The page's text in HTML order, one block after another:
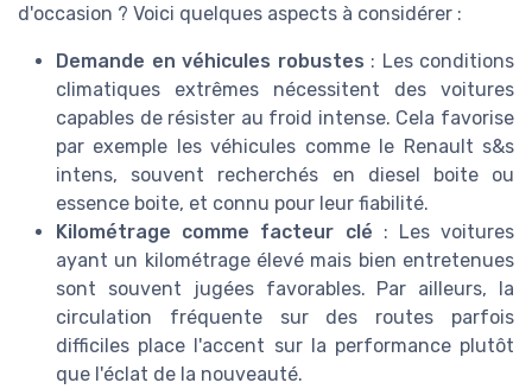
d'occasion ? Voici quelques aspects à considérer :
Demande en véhicules robustes : Les conditions
climatiques extrêmes nécessitent des voitures
capables de résister au froid intense. Cela favorise
par exemple les véhicules comme le Renault s&s
intens, souvent recherchés en diesel boite ou
essence boite, et connu pour leur fiabilité.
Kilométrage comme facteur clé : Les voitures
ayant un kilométrage élevé mais bien entretenues
sont souvent jugées favorables. Par ailleurs, la
circulation fréquente sur des routes parfois
difficiles place l'accent sur la performance plutôt
que l'éclat de la nouveauté.